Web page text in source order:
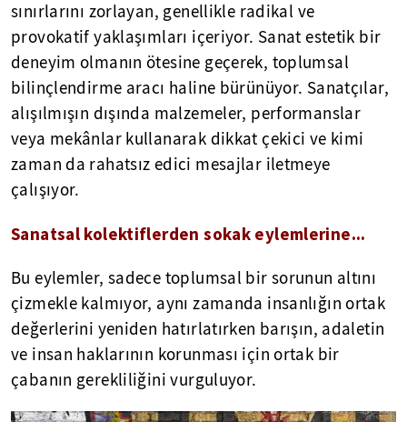
sınırlarını zorlayan, genellikle radikal ve
provokatif yaklaşımları içeriyor. Sanat estetik bir
deneyim olmanın ötesine geçerek, toplumsal
bilinçlendirme aracı haline bürünüyor. Sanatçılar,
alışılmışın dışında malzemeler, performanslar
veya mekânlar kullanarak dikkat çekici ve kimi
zaman da rahatsız edici mesajlar iletmeye
çalışıyor.
Sanatsal kolektiflerden sokak eylemlerine...
Bu eylemler, sadece toplumsal bir sorunun altını
çizmekle kalmıyor, aynı zamanda insanlığın ortak
değerlerini yeniden hatırlatırken barışın, adaletin
ve insan haklarının korunması için ortak bir
çabanın gerekliliğini vurguluyor.